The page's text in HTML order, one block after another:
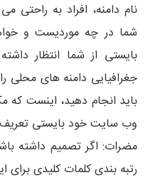
نام دامنه، افراد به
شما در چه موردیست و
بایستی از شما انتظار
جغرافیایی دامنه های محلی
باید انجام دهید، اینست
وب سایت خود بایستی
مضرات: اگر تصمیم داشته
رتبه بندی کلمات کلیدی